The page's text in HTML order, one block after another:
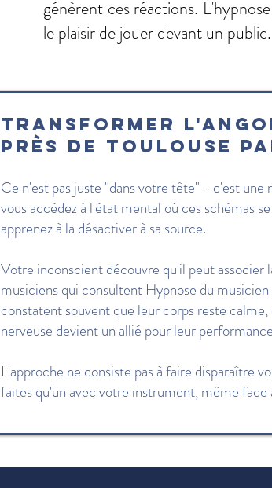
génèrent ces réactions.
le plaisir de jouer devant un public.
Transformer
près de Toulouse
Ce n'est pas juste "dans votre tête" - c'est
vous accédez à l'état mental où ces schémas
apprenez à la désactiver à sa source.
Votre inconscient découvre qu'il peut associer
musiciens qui consultent Hypnose du
constatent souvent que leur corps reste
nerveuse devient un allié pour leur
L'approche ne consiste pas à faire disparaître
faites qu'un avec votre instrument, même face